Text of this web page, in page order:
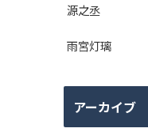
源之丞
雨宮灯璃
アーカイブ